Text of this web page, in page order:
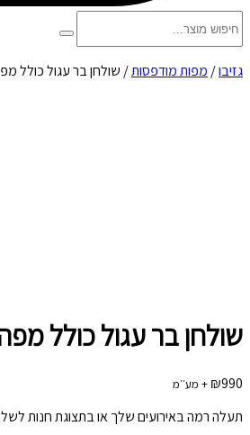
גזיבו/ מפות מודפסות/ שולחן בר עגול כולל
שולחן בר עגול כולל
₪990 + מע׳׳מ
תעלה רמה באירועים שלך או בתצוגת חנות